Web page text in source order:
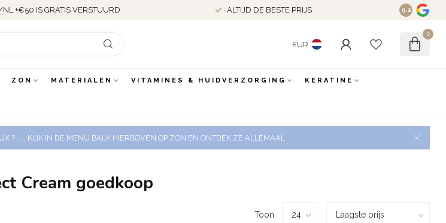
+€50 IS GRATIS VERSTUURD ALTIJD DE BESTE PRIJS 9.2
EUR
0
ZON MATERIALEN VITAMINES & HUIDVERZORGING KERATINE
? ..... KLIK IN DE MENU BALK HIERBOVEN OP ZON EN ONTDEK ZE ALLEMAAL
Cream goedkoop
Toon: